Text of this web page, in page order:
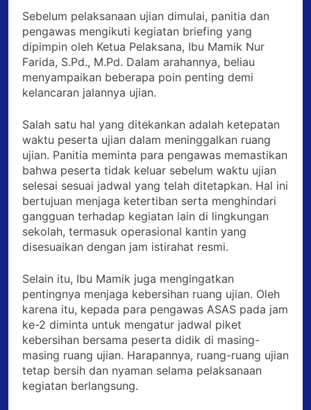
Sebelum pelaksanaan ujian dimulai, panitia dan
pengawas mengikuti kegiatan briefing yang
dipimpin oleh Ketua Pelaksana, Ibu Mamik Nur
Farida, S.Pd., M.Pd. Dalam arahannya, beliau
menyampaikan beberapa poin penting demi
kelancaran jalannya ujian.
Salah satu hal yang ditekankan adalah ketepatan
waktu peserta ujian dalam meninggalkan ruang
ujian. Panitia meminta para pengawas memastikan
bahwa peserta tidak keluar sebelum waktu ujian
selesai sesuai jadwal yang telah ditetapkan. Hal ini
bertujuan menjaga ketertiban serta menghindari
gangguan terhadap kegiatan lain di lingkungan
sekolah, termasuk operasional kantin yang
disesuaikan dengan jam istirahat resmi.
Selain itu, Ibu Mamik juga mengingatkan
pentingnya menjaga kebersihan ruang ujian. Oleh
karena itu, kepada para pengawas ASAS pada jam
ke-2 diminta untuk mengatur jadwal piket
kebersihan bersama peserta didik di masing-
masing ruang ujian. Harapannya, ruang-ruang ujian
tetap bersih dan nyaman selama pelaksanaan
kegiatan berlangsung.